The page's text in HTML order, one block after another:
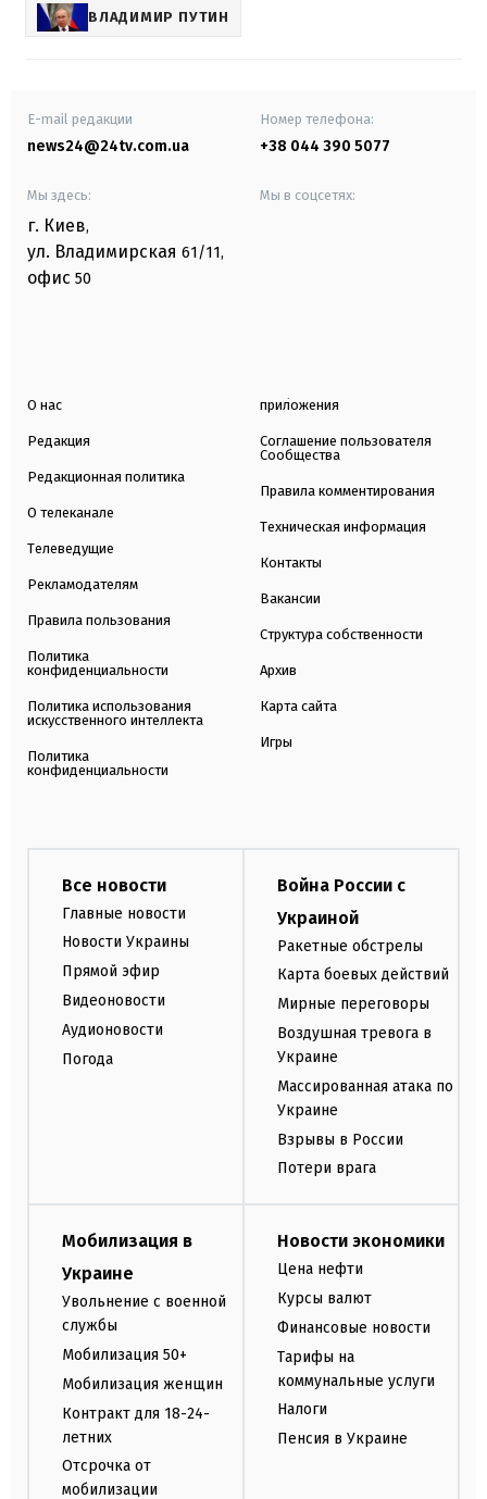
ВЛАДИМИР ПУТИН
E-mail редакции
news24@24tv.com.ua
Номер телефона:
+38 044 390 5077
Мы здесь:
г. Киев,
ул. Владимирская 61/11,
офис 50
Мы в соцсетях:
О нас
Редакция
Редакционная политика
О телеканале
Телеведущие
Рекламодателям
Правила пользования
Политика
конфиденциальности
Политика использования
искусственного интеллекта
Политика
конфиденциальности
приложения
Соглашение пользователя
Сообщества
Правила комментирования
Техническая информация
Контакты
Вакансии
Структура собственности
Архив
Карта сайта
Игры
Все новости
Главные новости
Новости Украины
Прямой эфир
Видеоновости
Аудионовости
Погода
Война России с
Украиной
Ракетные обстрелы
Карта боевых действий
Мирные переговоры
Воздушная тревога в
Украине
Массированная атака по
Украине
Взрывы в России
Потери врага
Мобилизация в
Украине
Увольнение с военной
службы
Мобилизация 50+
Мобилизация женщин
Контракт для 18-24-
летних
Отсрочка от
мобилизации
Новости экономики
Цена нефти
Курсы валют
Финансовые новости
Тарифы на
коммунальные услуги
Налоги
Пенсия в Украине